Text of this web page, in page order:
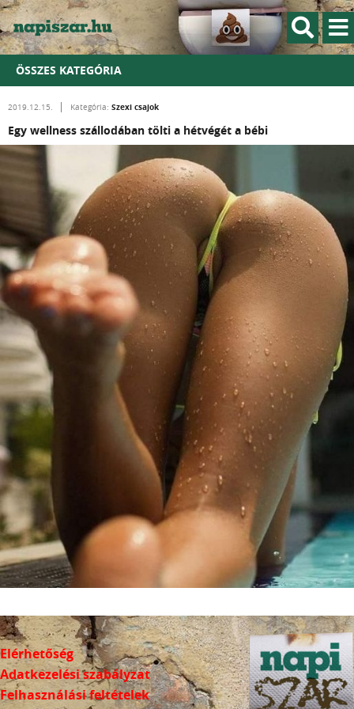
ÖSSZES KATEGÓRIA
2019.12.15. Kategória: Szexi csajok
Egy wellness szállodában tölti a hétvégét a bébi
Elérhetőség
Adatkezelési szabályzat
Felhasználási feltételek